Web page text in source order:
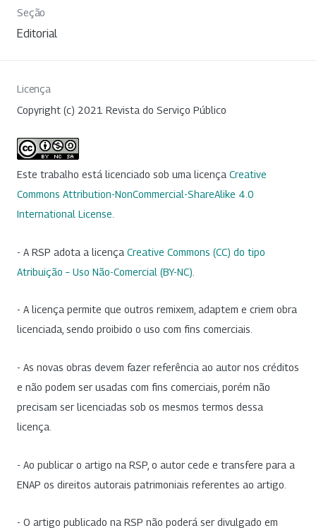
Seção
Editorial
Licença
Copyright (c) 2021 Revista do Serviço Público
Este trabalho está licenciado sob uma licença Creative
Commons Attribution-NonCommercial-ShareAlike 4.0
International License
- A RSP adota a licença Creative Commons (CC) do tipo
Atribuição – Uso Não-Comercial (BY-NC)
- A licença permite que outros remixem, adaptem e criem obra
licenciada, sendo proibido o uso com fins comerciais.
- As novas obras devem fazer referência ao autor nos créditos
e não podem ser usadas com fins comerciais, porém não
precisam ser licenciadas sob os mesmos termos dessa
licença.
- Ao publicar o artigo na RSP, o autor cede e transfere para a
ENAP os direitos autorais patrimoniais referentes ao artigo.
- O artigo publicado na RSP não poderá ser divulgado em